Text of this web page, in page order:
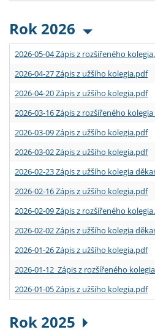
Rok 2026
2026-05-04 Zápis z rozšířeného
2026-04-27 Zápis z užšího kolegia.pdf
2026-04-20 Zápis z užšího kolegia.pdf
2026-03-16 Zápis z rozšířeného
2026-03-09 Zápis z užšího kolegia.pdf
2026-03-02 Zápis z užšího kolegia.pdf
2026-02-23 Zápis z užšího kolegia
2026-02-16 Zápis z užšího kolegia.pdf
2026-02-09 Zápis z rozšířeného
2026-02-02 Zápis z užšího kolegia
2026-01-26 Zápis z užšího kolegia.pdf
2026-01-12 Zápis z rozšířeného
2026-01-05 Zápis z užšího kolegia.pdf
Rok 2025